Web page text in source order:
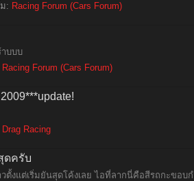
: Racing Forum (Cars Forum)
บบบ
Racing Forum (Cars Forum)
Drag Racing
ดครับ
งแต่เริ่มยันสุดโค้งเลย ไอที่ลากนี่คือสีรถกะขอบ